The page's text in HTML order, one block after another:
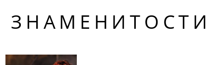
ЗНАМЕНИТОСТИ